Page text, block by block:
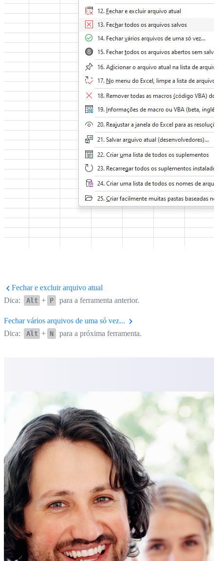
Fechar e excluir arquivo atual
Dica:
Alt + P para a ferramenta anterior.
Fechar vários arquivos de uma só vez...
Dica:
Alt + N para a próxima ferramenta.